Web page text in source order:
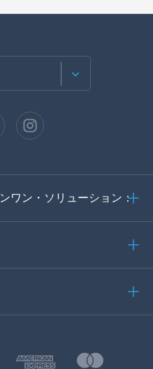
ワン・ソリューション：